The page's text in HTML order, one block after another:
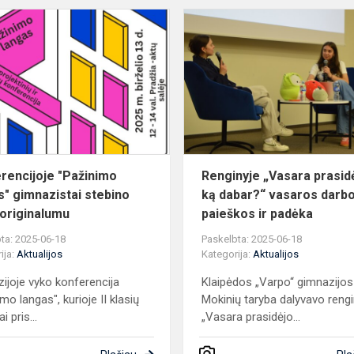
Konferencijoje
"Pažinimo
langas"
gimnazistai
stebino
temų
"Pažinimo
gimnazistai stebino
2025-06-18
Aktualijos
vyko konferencija
langas", kurioje II klasių
pris...
Renginyje „Vasara
ką dabar?“ vasaros darbo
paieškos ir padėka
Paskelbta: 2025-06-18
Kategorija:Aktualijos
Klaipėdos „Varpo“ gimnazijos
Mokinių taryba dalyvavo
„Vasara prasidėjo...